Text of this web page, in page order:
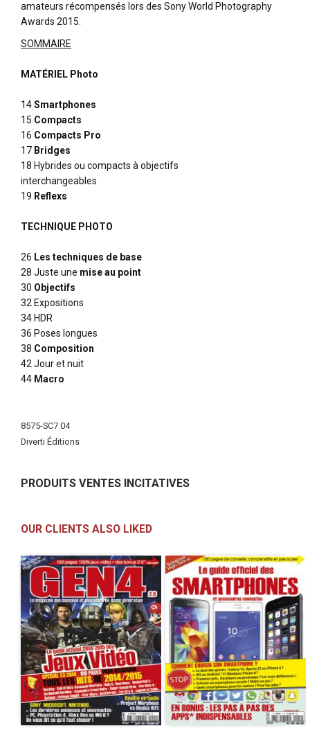
amateurs récompensés lors des Sony World Photography
Awards 2015.
SOMMAIRE
MATÉRIEL Photo
14Smartphones
15 Compacts
16 Compacts Pro
17 Bridges
18 Hybrides ou compacts à objectifs
interchangeables
19 Reflexs
TECHNIQUE PHOTO
26 Les techniques de base
28 Juste une mise au point
30 Objectifs
32 Expositions
34 HDR
36 Poses longues
38 Composition
42 Jour et nuit
44 Macro
Information
8575-SC7 04
Diverti Éditions
PRODUITS VENTES INCITATIVES
OUR CLIENTS ALSO LIKED